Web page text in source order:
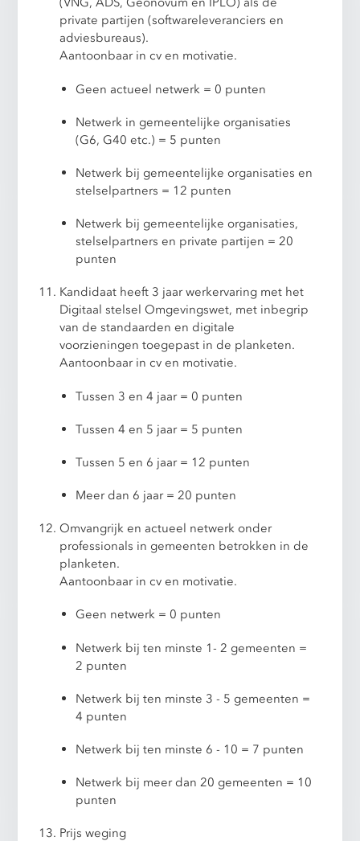
private partijen (softwareleveranciers en
adviesbureaus).
Aantoonbaar in cv en motivatie.
Geen actueel netwerk = 0 punten
Netwerk in gemeentelijke organisaties
(G6, G40 etc.) = 5 punten
Netwerk bij gemeentelijke organisaties en
stelselpartners = 12 punten
Netwerk bij gemeentelijke organisaties,
stelselpartners en private partijen = 20
punten
Kandidaat heeft 3 jaar werkervaring met het
Digitaal stelsel Omgevingswet, met inbegrip
van de standaarden en digitale
voorzieningen toegepast in de planketen.
Aantoonbaar in cv en motivatie.
Tussen 3 en 4 jaar = 0 punten
Tussen 4 en 5 jaar = 5 punten
Tussen 5 en 6 jaar = 12 punten
Meer dan 6 jaar = 20 punten
Omvangrijk en actueel netwerk onder
professionals in gemeenten betrokken in de
planketen.
Aantoonbaar in cv en motivatie.
Geen netwerk = 0 punten
Netwerk bij ten minste 1- 2 gemeenten =
2 punten
Netwerk bij ten minste 3 - 5 gemeenten =
4 punten
Netwerk bij ten minste 6 - 10 = 7 punten
Netwerk bij meer dan 20 gemeenten = 10
punten
Prijs weging